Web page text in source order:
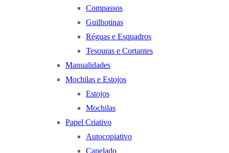
Compassos
Guilhotinas
Réguas e Esquadros
Tesouras e Cortantes
Manualidades
Mochilas e Estojos
Estojos
Mochilas
Papel Criativo
Autocopiativo
Canelado